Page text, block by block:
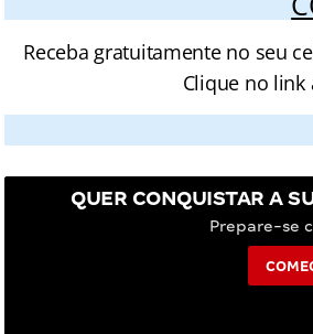
Receba gratuitamente no seu
Clique no link
QUER CONQUISTAR A
Prepare-se